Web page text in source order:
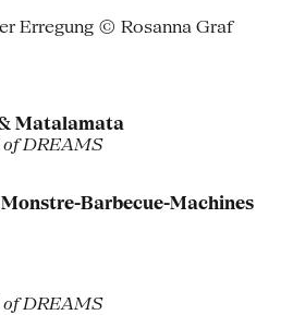
Erregung © Rosanna Graf
Matalamata
of DREAMS
Barbecue-Machines
of DREAMS